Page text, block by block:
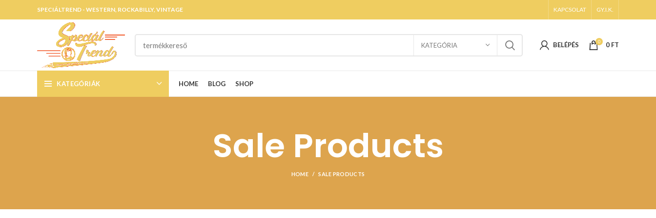
SPECIÁLTREND - WESTERN, ROCKABILLY, VINTAGE KAPCSOLAT GY.I.K.
KATEGÓRIA BELÉPÉS 0 0 FT
KATEGÓRIÁK HOME BLOG SHOP
Sale Products
HOME SALE PRODUCTS